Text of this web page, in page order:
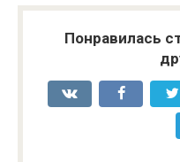
Понравилась